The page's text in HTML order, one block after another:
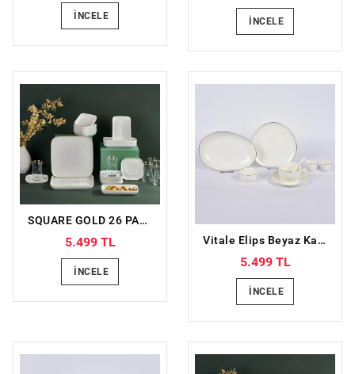
İNCELE
İNCELE
SQUARE GOLD 26 PARÇA KAHVALTI TAKIMI
5.499 TL
İNCELE
Vitale Elips Beyaz Kahvaltı Takımı 32 parça
5.499 TL
İNCELE